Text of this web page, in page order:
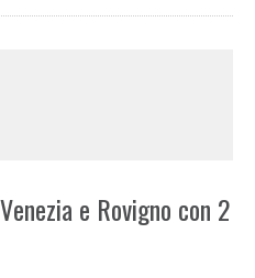
e Rovigno con 2